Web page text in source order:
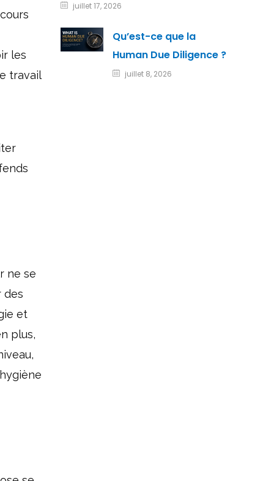
les
travail
ne se
des
et
plus,
juillet 17, 2026
Qu’est-ce que la
Human Due Diligence ?
juillet 8, 2026